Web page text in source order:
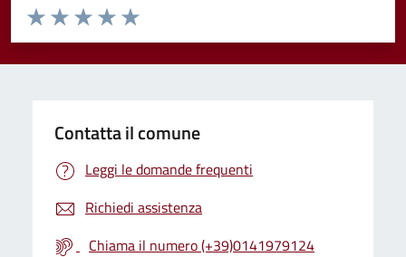
Valuta da 1 a 5 stelle la pagina
Valuta 5 stelle su 5
Valuta 4 stelle su 5
Valuta 3 stelle su 5
Valuta 2 stelle su 5
Valuta 1 stelle su 5
Contatta il comune
Leggi le domande frequenti
Richiedi assistenza
Chiama il numero (+39)0141979124